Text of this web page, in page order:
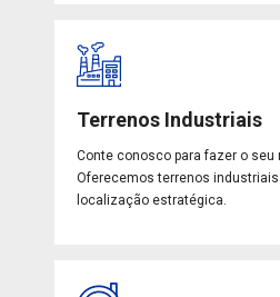
Terrenos Industriais
Conte conosco para fazer o seu
Oferecemos terrenos
localização estratégica.